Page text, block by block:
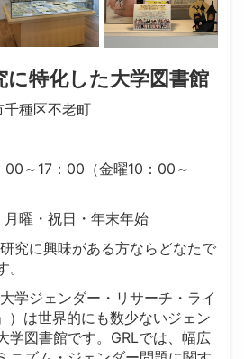
に特化した大学図書館
種区不老町
00～17：00（金曜10：00～
月曜・祝日・年末年始
究に興味がある方ならどなたで
学ジェンダー・リサーチ・ライ
）は世界的にも数少ないジェン
学図書館です。GRLでは、幅広